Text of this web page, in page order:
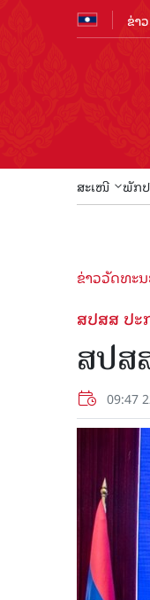
ຂ່າ
ສະເໜີ ພັກ
ຂ່າວວັດທະ
ສປສສ ປ
ສປສ
09:47